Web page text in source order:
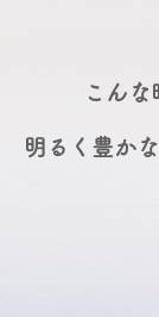
こん
明るく豊か